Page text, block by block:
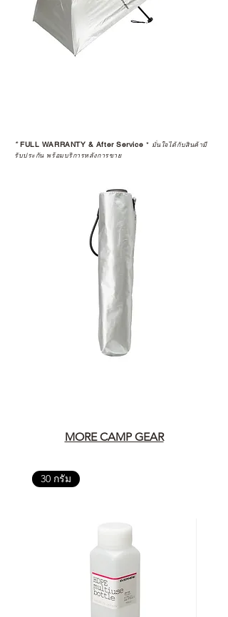
*FULL WARRANTY & After Service * มั่นใจได้กับสินค้ามี
รับประกัน พร้อมบริการหลังการขาย
MORE CAMP GEAR
30 กรัม